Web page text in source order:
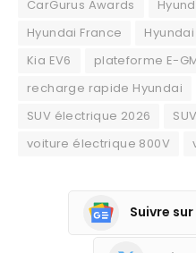
CarGurus Awards
Hyundai France
Hyundai
Kia EV6
plateforme E-
recharge rapide Hyundai
SUV électrique 2026
voiture électrique 800V
Suivre